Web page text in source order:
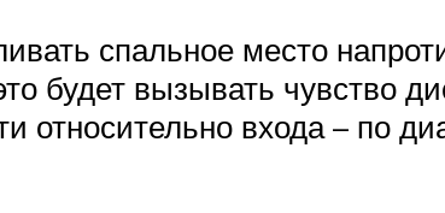
спальное место
будет вызывать чувство
входа – по